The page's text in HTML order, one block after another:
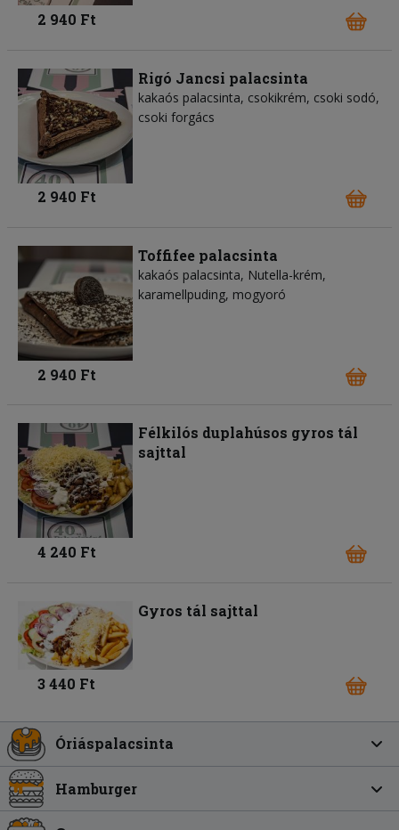
2 940 Ft
Rigó Jancsi palacsinta
kakaós palacsinta, csokikrém, csoki sodó,
csoki forgács
2 940 Ft
Toffifee palacsinta
kakaós palacsinta, Nutella-krém,
karamellpuding, mogyoró
2 940 Ft
Félkilós duplahúsos gyros tál
sajttal
4 240 Ft
Gyros tál sajttal
3 440 Ft
Óriáspalacsinta
Hamburger